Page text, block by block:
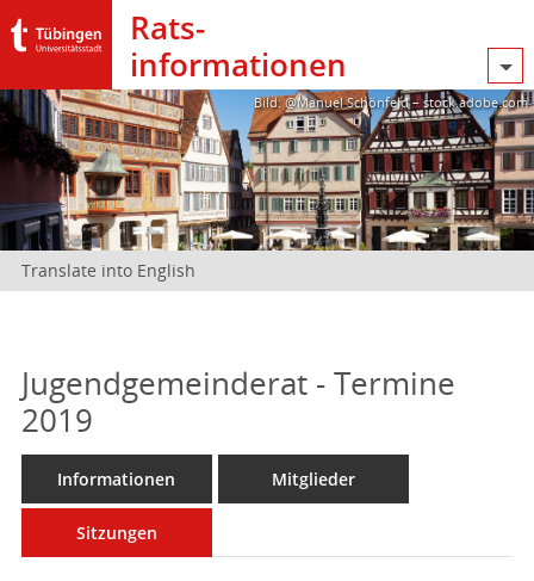
Rats­
informationen
Bild: @Manuel Schönfeld – stock.adobe.com
Translate into English
Jugendgemeinderat - Termine
2019
Informationen Mitglieder
Sitzungen